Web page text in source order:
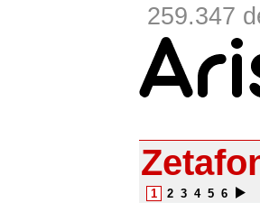
259.347
1 2 3 4 5 6